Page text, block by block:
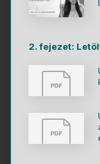
2. fejezet: